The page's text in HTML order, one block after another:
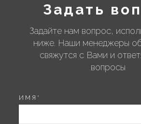
Задать
Задайте нам вопрос,
ниже. Наши менеджеры
свяжутся с Вами и
вопросы
ИМЯ *